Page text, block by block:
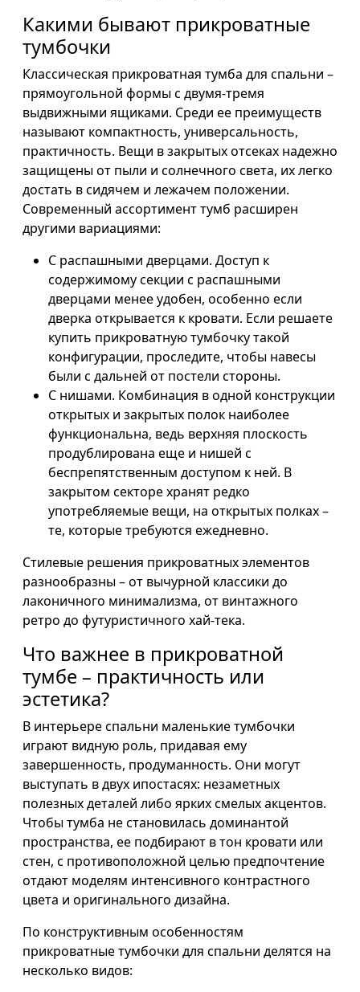
Какими бывают прикроватные
тумбочки
Классическая прикроватная тумба для спальни –
прямоугольной формы с двумя-тремя
выдвижными ящиками. Среди ее преимуществ
называют компактность, универсальность,
практичность. Вещи в закрытых отсеках надежно
защищены от пыли и солнечного света, их легко
достать в сидячем и лежачем положении.
Современный ассортимент тумб расширен
другими вариациями:
С распашными дверцами. Доступ к
содержимому секции с распашными
дверцами менее удобен, особенно если
дверка открывается к кровати. Если решаете
купить прикроватную тумбочку такой
конфигурации, проследите, чтобы навесы
были с дальней от постели стороны.
С нишами. Комбинация в одной конструкции
открытых и закрытых полок наиболее
функциональна, ведь верхняя плоскость
продублирована еще и нишей с
беспрепятственным доступом к ней. В
закрытом секторе хранят редко
употребляемые вещи, на открытых полках –
те, которые требуются ежедневно.
Стилевые решения прикроватных элементов
разнообразны – от вычурной классики до
лаконичного минимализма, от винтажного
ретро до футуристичного хай-тека.
Что важнее в прикроватной
тумбе – практичность или
эстетика?
В интерьере спальни маленькие тумбочки
играют видную роль, придавая ему
завершенность, продуманность. Они могут
выступать в двух ипостасях: незаметных
полезных деталей либо ярких смелых акцентов.
Чтобы тумба не становилась доминантой
пространства, ее подбирают в тон кровати или
стен, с противоположной целью предпочтение
отдают моделям интенсивного контрастного
цвета и оригинального дизайна.
По конструктивным особенностям
прикроватные тумбочки для спальни делятся на
несколько видов: